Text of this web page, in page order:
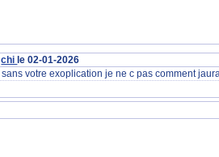
chi le 02-01-2026
votre exoplication je ne c pas comment